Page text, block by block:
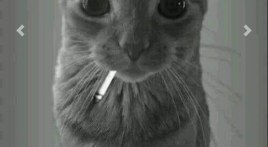
Previous Next